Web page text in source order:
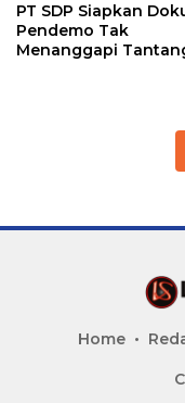
PT SDP Siapkan
Pendemo Tak
Menanggapi
Home